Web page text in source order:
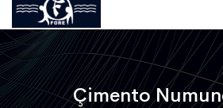
Çimento